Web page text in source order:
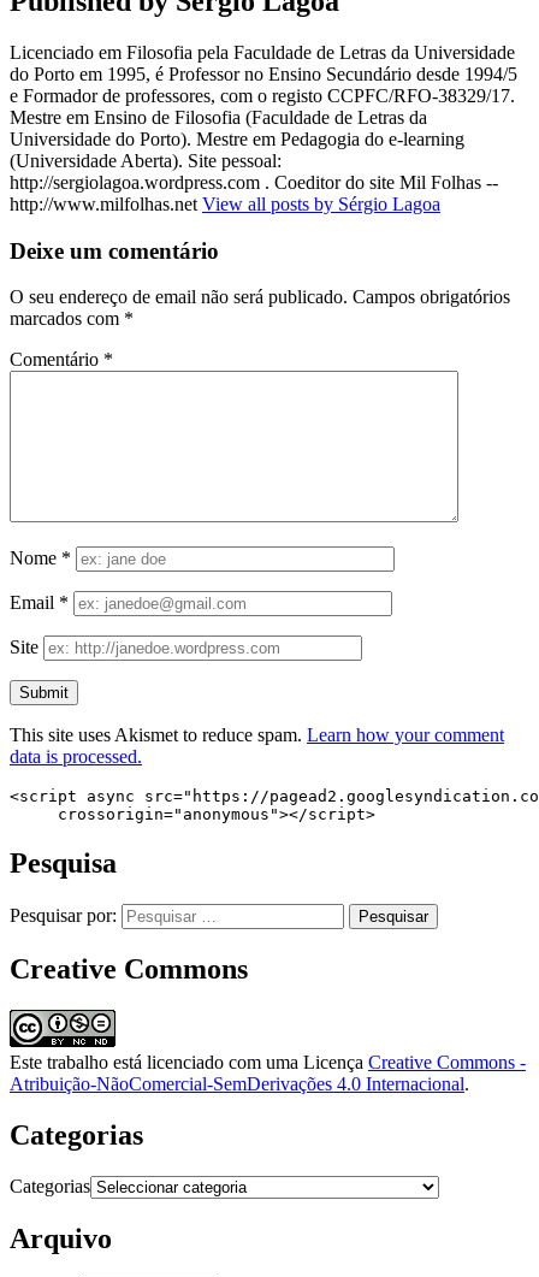
Licenciado em Filosofia pela Faculdade de Letras da Universidade
do Porto em 1995, é Professor no Ensino Secundário desde 1994/5
e Formador de professores, com o registo CCPFC/RFO-38329/17.
Mestre em Ensino de Filosofia (Faculdade de Letras da
Universidade do Porto). Mestre em Pedagogia do e-learning
(Universidade Aberta). Site pessoal:
http://sergiolagoa.wordpress.com . Coeditor do site Mil Folhas --
http://www.milfolhas.net View all posts by Sérgio Lagoa
Deixe um comentário
O seu endereço de email não será publicado. Campos obrigatórios
marcados com *
Comentário *
Nome *
Email *
Site
This site uses Akismet to reduce spam. Learn how your comment
data is processed.
<script async src="https://
     crossorigin="anonymous"></script>
Pesquisa
Pesquisar por:
Creative Commons
Este trabalho está licenciado com uma Licença Creative Commons -
Atribuição-NãoComercial-SemDerivações 4.0 Internacional.
Categorias
Categorias
Arquivo